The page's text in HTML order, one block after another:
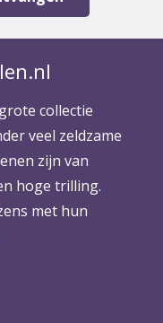
collectie
veel zeldzame
zijn van
hoge trilling.
met hun